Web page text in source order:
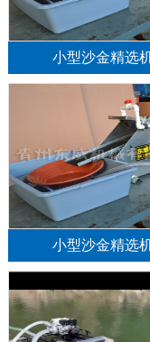
小型沙金精选
小型沙金精选